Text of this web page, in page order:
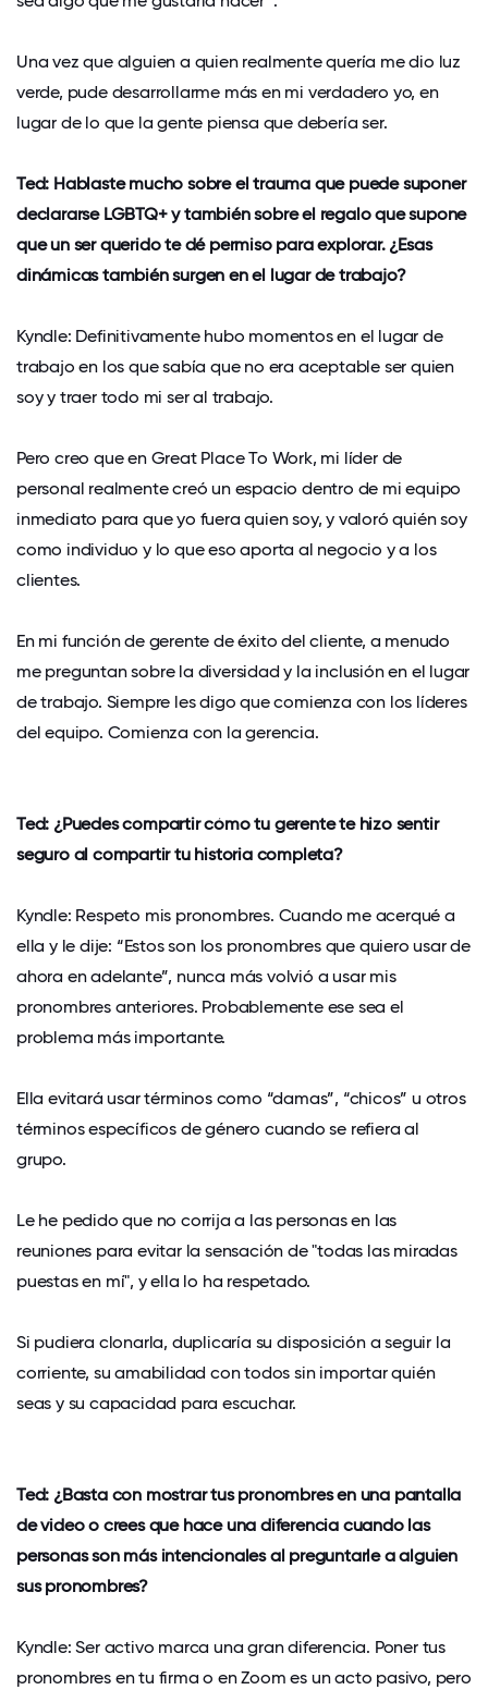
Una vez que alguien a quien realmente quería me dio luz
verde, pude desarrollarme más en mi verdadero yo, en
lugar de lo que la gente piensa que debería ser.
Ted: Hablaste mucho sobre el trauma que puede suponer
declararse LGBTQ+ y también sobre el regalo que supone
que un ser querido te dé permiso para explorar. ¿Esas
dinámicas también surgen en el lugar de trabajo?
Kyndle: Definitivamente hubo momentos en el lugar de
trabajo en los que sabía que no era aceptable ser quien
soy y traer todo mi ser al trabajo.
Pero creo que en Great Place To Work, mi líder de
personal realmente creó un espacio dentro de mi equipo
inmediato para que yo fuera quien soy, y valoró quién soy
como individuo y lo que eso aporta al negocio y a los
clientes.
En mi función de gerente de éxito del cliente, a menudo
me preguntan sobre la diversidad y la inclusión en el lugar
de trabajo. Siempre les digo que comienza con los líderes
del equipo. Comienza con la gerencia.
Ted: ¿Puedes compartir cómo tu gerente te hizo sentir
seguro al compartir tu historia completa?
Kyndle: Respeto mis pronombres. Cuando me acerqué a
ella y le dije: “Estos son los pronombres que quiero usar de
ahora en adelante”, nunca más volvió a usar mis
pronombres anteriores. Probablemente ese sea el
problema más importante.
Ella evitará usar términos como “damas”, “chicos” u otros
términos específicos de género cuando se refiera al
grupo.
Le he pedido que no corrija a las personas en las
reuniones para evitar la sensación de "todas las miradas
puestas en mí", y ella lo ha respetado.
Si pudiera clonarla, duplicaría su disposición a seguir la
corriente, su amabilidad con todos sin importar quién
seas y su capacidad para escuchar.
Ted: ¿Basta con mostrar tus pronombres en una pantalla
de video o crees que hace una diferencia cuando las
personas son más intencionales al preguntarle a alguien
sus pronombres?
Kyndle: Ser activo marca una gran diferencia. Poner tus
pronombres en tu firma o en Zoom es un acto pasivo, pero